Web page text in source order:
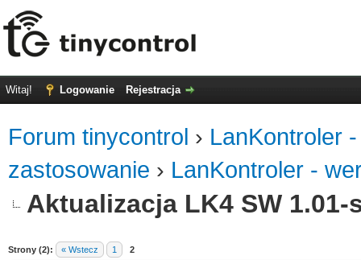
Witaj! Logowanie Rejestracja
Forum tinycontrol › LanKontroler
zastosowanie › LanKontroler -
Aktualizacja LK4 SW
Strony (2): « Wstecz 1 2